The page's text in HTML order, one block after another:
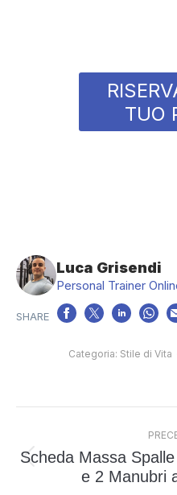
TUO
Luca Grisendi
Personal Trainer
Categoria: Stile di Vita
tra
iScheda Massa
e 2 Manubri